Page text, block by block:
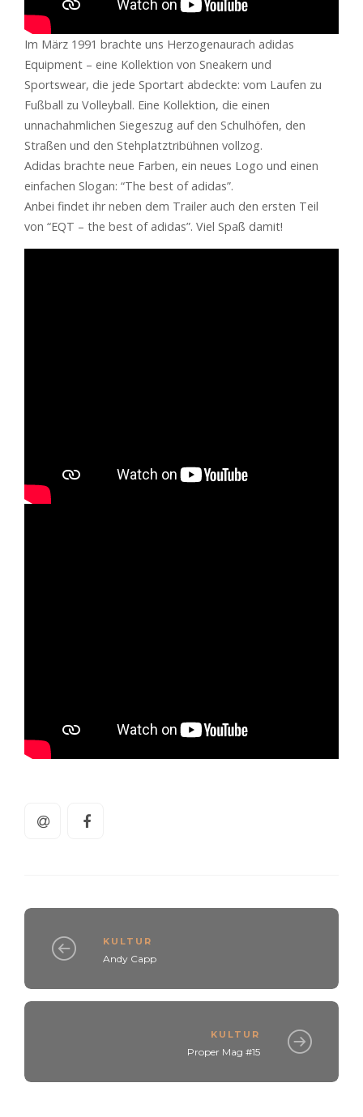
Im März 1991 brachte uns Herzogenaurach adidas
Equipment – eine Kollektion von Sneakern und
Sportswear, die jede Sportart abdeckte: vom Laufen zu
Fußball zu Volleyball. Eine Kollektion, die einen
unnachahmlichen Siegeszug auf den Schulhöfen, den
Straßen und den Stehplatztribühnen vollzog.
Adidas brachte neue Farben, ein neues Logo und einen
einfachen Slogan: “The best of adidas”.
Anbei findet ihr neben dem Trailer auch den ersten Teil
von “EQT – the best of adidas”. Viel Spaß damit!
KULTUR
Andy Capp
KULTUR
Proper Mag #15